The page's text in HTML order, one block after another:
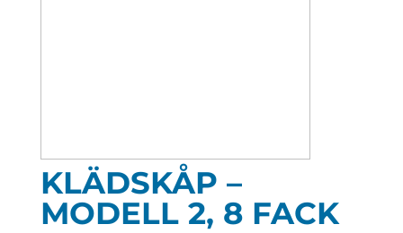
KLÄDSKÅP –
MODELL 2, 8 FACK